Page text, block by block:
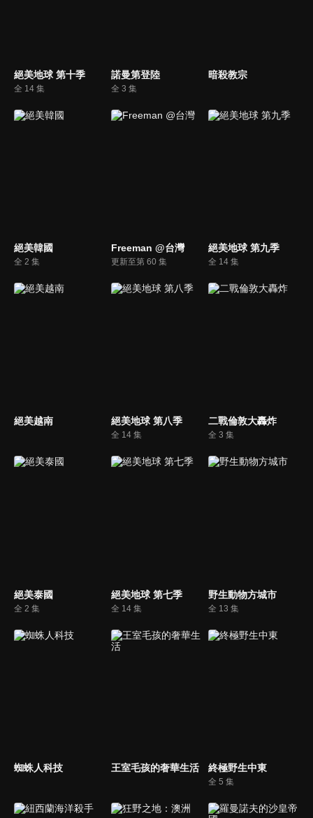
絕美地球 第十季
全 14 集
諾曼第登陸
全 3 集
暗殺教宗
絕美韓國
全 2 集
Freeman @台灣
更新至第 60 集
絕美地球 第九季
全 14 集
絕美越南 絕美地球 第八季
全 14 集
二戰倫敦大轟炸
全 3 集
絕美泰國
全 2 集
絕美地球 第七季
全 14 集
野生動物方城市
全 13 集
蜘蛛人科技 王室毛孩的奢華生活 終極野生中東
全 5 集